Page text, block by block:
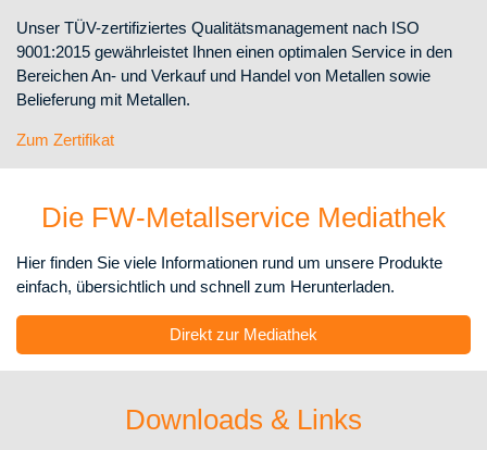
Unser TÜV-zertifiziertes Qualitätsmanagement nach ISO
9001:2015 gewährleistet Ihnen einen optimalen Service in den
Bereichen An- und Verkauf und Handel von Metallen sowie
Belieferung mit Metallen.
Zum Zertifikat
Die FW-Metallservice Mediathek
Hier finden Sie viele Informationen rund um unsere Produkte
einfach, übersichtlich und schnell zum Herunterladen.
Direkt zur Mediathek
Downloads & Links